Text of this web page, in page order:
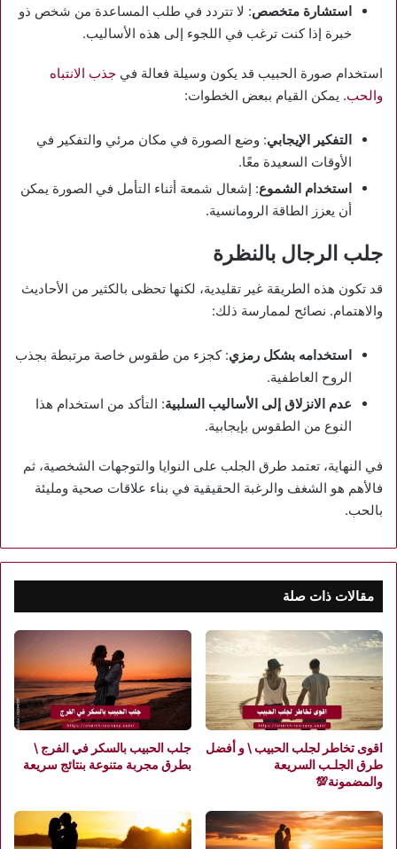
استشارة متخصص: لا تتردد في طلب المساعدة من شخص ذو
خبرة إذا كنت ترغب في اللجوء إلى هذه الأساليب.
استخدام صورة الحبيب قد يكون وسيلة فعالة في جذب الانتباه
والحب. يمكن القيام ببعض الخطوات:
التفكير الإيجابي: وضع الصورة في مكان مرئي والتفكير في
الأوقات السعيدة معًا.
استخدام الشموع: إشعال شمعة أثناء التأمل في الصورة يمكن
أن يعزز الطاقة الرومانسية.
جلب الرجال بالنظرة
قد تكون هذه الطريقة غير تقليدية، لكنها تحظى بالكثير من الأحاديث
والاهتمام. نصائح لممارسة ذلك:
استخدامه بشكل رمزي: كجزء من طقوس خاصة مرتبطة بجذب
الروح العاطفية.
عدم الانزلاق إلى الأساليب السلبية: التأكد من استخدام هذا
النوع من الطقوس بإيجابية.
في النهاية، تعتمد طرق الجلب على النوايا والتوجهات الشخصية، ثم
فالأهم هو الشغف والرغبة الحقيقية في بناء علاقات صحية ومليئة
بالحب.
مقالات ذات صلة
اقوى تخاطر لجلب الحبيب \ و أفضل
طرق الجلـب السريعة
والمضمونة💯
جلب الحبيب بالسكر في الفرج \
بطرق مجربة متنوعة بنتائج سريعة